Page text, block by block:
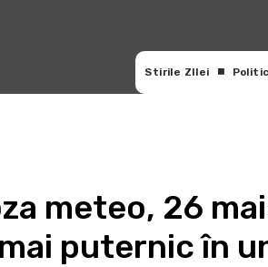
Stirile ZIlei
meteo, 26
puternic în